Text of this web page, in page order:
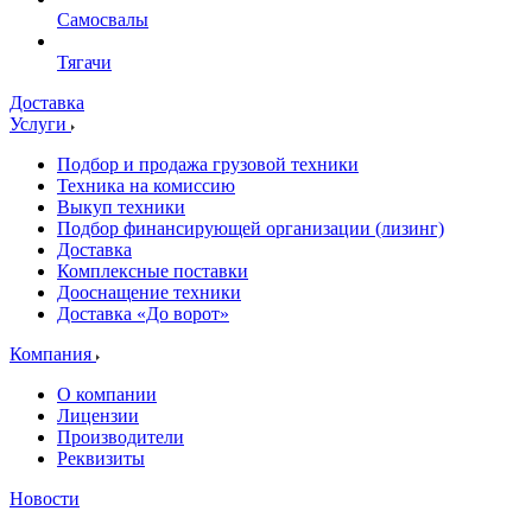
Самосвалы
Тягачи
Доставка
Услуги
Подбор и продажа грузовой техники
Техника на комиссию
Выкуп техники
Подбор финансирующей организации (лизинг)
Доставка
Комплексные поставки
Дооснащение техники
Доставка «До ворот»
Компания
О компании
Лицензии
Производители
Реквизиты
Новости